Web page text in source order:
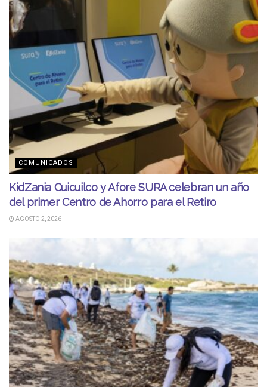
COMUNICADOS
KidZania Cuicuilco y Afore SURA celebran un año
del primer Centro de Ahorro para el Retiro
AGOSTO 2, 2026